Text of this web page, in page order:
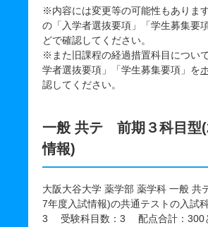
※内容には変更等の可能性もありま
の「入学者選抜要項」「学生募集要
どで確認してください。
※また旧課程の経過措置科目につい
学者選抜要項」「学生募集要項」を
認してください。
一般 共テ 前期３科目型
情報)
大阪大谷大学 薬学部 薬学科 一般
7年度入試情報)の共通テストの入試
3 受験科目数：3 配点合計：300と